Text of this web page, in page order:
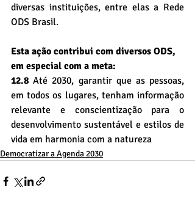
diversas instituições, entre elas a Rede
ODS Brasil.
Esta ação contribui com diversos ODS,
em especial com a meta:
12.8 Até 2030, garantir que as pessoas,
em todos os lugares, tenham informação
relevante e conscientização para o
desenvolvimento sustentável e estilos de
vida em harmonia com a natureza
Democratizar a Agenda 2030